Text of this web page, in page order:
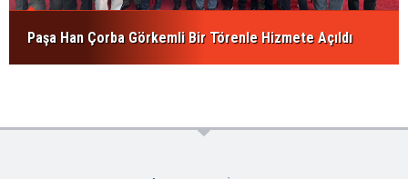
Paşa Han Çorba Görkemli Bir Törenle Hizmete Açıldı